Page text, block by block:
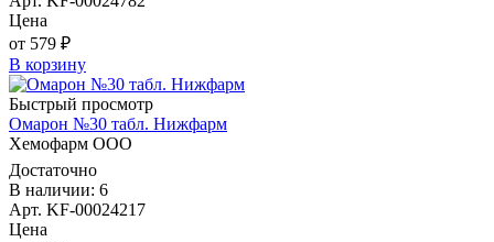
Цена
от 579 ₽
В корзину
Быстрый просмотр
Омарон №30 табл. Нижфарм
Хемофарм ООО
Достаточно
В наличии: 6
Арт. KF-00024217
Цена